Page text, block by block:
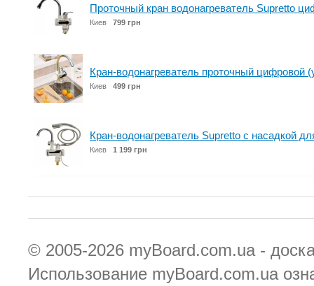
Проточный кран водонагреватель Supretto
Киев 799 грн
Кран-водонагреватель проточный цифровой
Киев 499 грн
Кран-водонагреватель Supretto с насадкой
Киев 1 199 грн
© 2005-2026 myBoard.com.ua -
Использование myBoard.com.ua